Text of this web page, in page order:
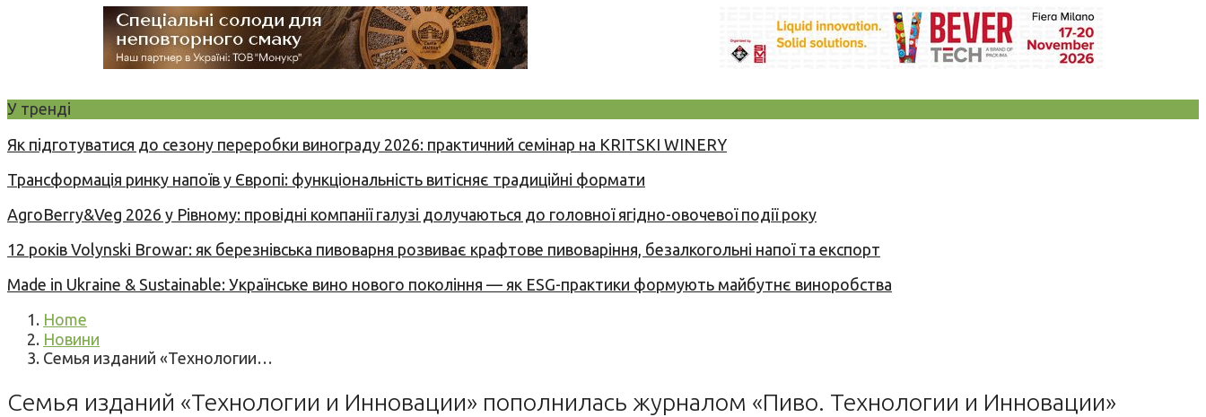
У тренді
Як підготуватися до сезону переробки винограду 2026: практичний семінар на KRITSKI WINERY
Трансформація ринку напоїв у Європі: функціональність витісняє традиційні формати
AgroBerry&Veg 2026 у Рівному: провідні компанії галузі долучаються до головної ягідно-овочевої події року
12 років Volynski Browar: як березнівська пивоварня розвиває крафтове пивоваріння, безалкогольні напої та експорт
Made in Ukraine & Sustainable: Українське вино нового покоління — як ESG-практики формують майбутнє виноробства
Home
Новини
Семья изданий «Технологии…
Семья изданий «Технологии и Инновации» пополнилась журналом «Пиво. Технологии и Инновации»